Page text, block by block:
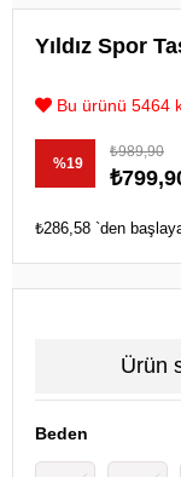
Yıldız Spor
Bu ürünü 5464
%19
İndirim
₺989,90
₺286,58 `den
Ürün
Beden